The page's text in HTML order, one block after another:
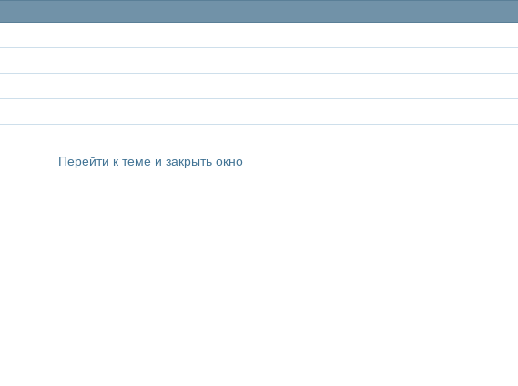
Перейти к теме и закрыть окно